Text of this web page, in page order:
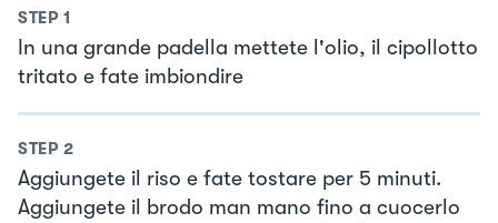
STEP 1
In una grande padella mettete l'olio, il cipollotto
tritato e fate imbiondire
STEP 2
Aggiungete il riso e fate tostare per 5 minuti.
Aggiungete il brodo man mano fino a cuocerlo